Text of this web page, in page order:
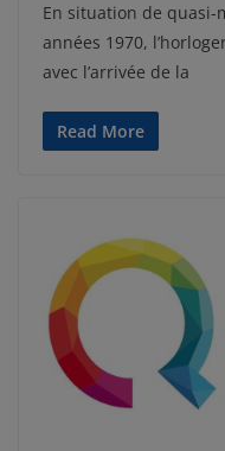
En situation de quasi-
années 1970,
avec l’arrivée de la
Read More